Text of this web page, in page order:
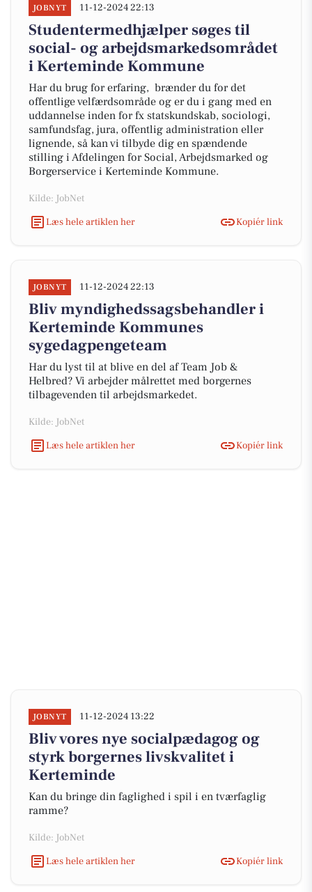
JOBNYT 11-12-2024 22:13
Studentermedhjælper søges til
social- og arbejdsmarkedsområdet
i Kerteminde Kommune
Har du brug for erfaring, brænder du for det
offentlige velfærdsområde og er du i gang med en
uddannelse inden for fx statskundskab, sociologi,
samfundsfag, jura, offentlig administration eller
lignende, så kan vi tilbyde dig en spændende
stilling i Afdelingen for Social, Arbejdsmarked og
Borgerservice i Kerteminde Kommune.
Kilde: JobNet
Læs hele artiklen her
Kopiér link
JOBNYT 11-12-2024 22:13
Bliv myndighedssagsbehandler i
Kerteminde Kommunes
sygedagpengeteam
Har du lyst til at blive en del af Team Job &
Helbred? Vi arbejder målrettet med borgernes
tilbagevenden til arbejdsmarkedet.
Kilde: JobNet
Læs hele artiklen her
Kopiér link
JOBNYT 11-12-2024 13:22
Bliv vores nye socialpædagog og
styrk borgernes livskvalitet i
Kerteminde
Kan du bringe din faglighed i spil i en tværfaglig
ramme?
Kilde: JobNet
Læs hele artiklen her
Kopiér link